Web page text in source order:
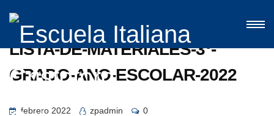
LISTA-DE-MATERIALES-3°-
GRADO-ANO-ESCOLAR-2022
febrero 2022 zpadmin 0